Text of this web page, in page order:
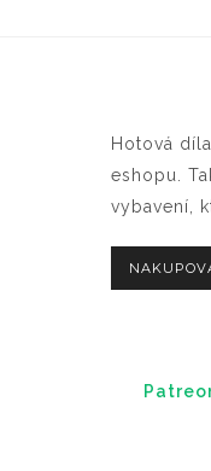
Hotová
eshopu.
vybavení,